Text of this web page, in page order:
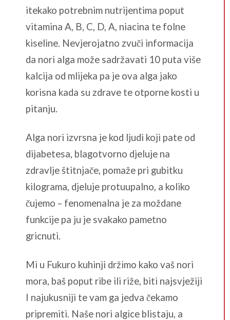
itekako potrebnim nutrijentima poput
vitamina A, B, C, D, A, niacina te folne
kiseline. Nevjerojatno zvuči informacija
da nori alga može sadržavati 10 puta više
kalcija od mlijeka pa je ova alga jako
korisna kada su zdrave te otporne kosti u
pitanju.
Alga nori izvrsna je kod ljudi koji pate od
dijabetesa, blagotvorno djeluje na
zdravlje štitnjače, pomaže pri gubitku
kilograma, djeluje protuupalno, a koliko
čujemo – fenomenalna je za moždane
funkcije pa ju je svakako pametno
gricnuti.
Mi u Fukuro kuhinji držimo kako vaš nori
mora, baš poput ribe ili riže, biti najsvježiji
I najukusniji te vam ga jedva čekamo
pripremiti. Naše nori algice blistaju, a